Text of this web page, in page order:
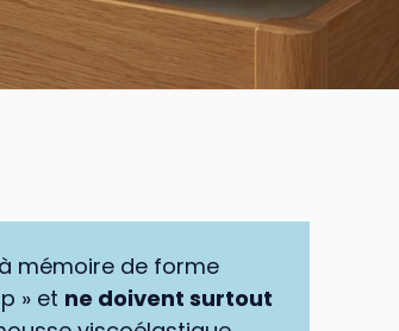
mémoire de forme
» et ne doivent surtout